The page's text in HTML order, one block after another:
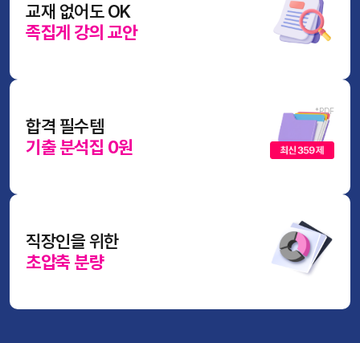
교재 없어도 OK
족집게 강의 교안
합격 필수템
기출 분석집 0원
직장인을 위한
초압축 분량